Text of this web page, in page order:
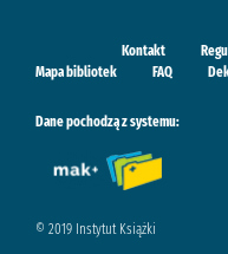
Kontakt
Mapa bibliotek
FAQ
Dane pochodzą z systemu:
© 2019 Instytut Książki